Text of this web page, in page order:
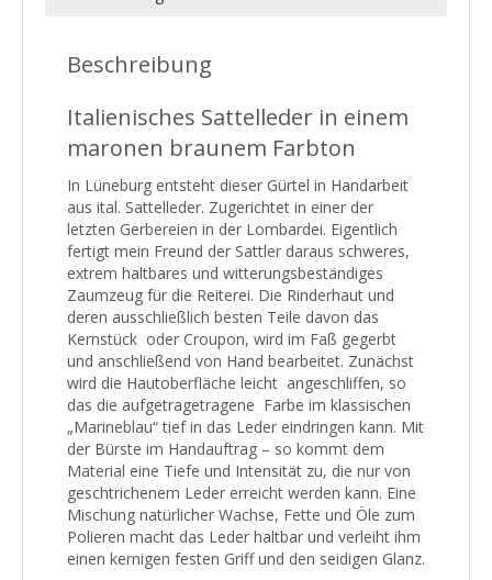
Beschreibung
Italienisches Sattelleder in einem
maronen braunem Farbton
In Lüneburg entsteht dieser Gürtel in Handarbeit
aus ital. Sattelleder. Zugerichtet in einer der
letzten Gerbereien in der Lombardei. Eigentlich
fertigt mein Freund der Sattler daraus schweres,
extrem haltbares und witterungsbeständiges
Zaumzeug für die Reiterei. Die Rinderhaut und
deren ausschließlich besten Teile davon das
Kernstück oder Croupon, wird im Faß gegerbt
und anschließend von Hand bearbeitet. Zunächst
wird die Hautoberfläche leicht angeschliffen, so
das die aufgetragetragene Farbe im klassischen
„Marineblau“ tief in das Leder eindringen kann. Mit
der Bürste im Handauftrag – so kommt dem
Material eine Tiefe und Intensität zu, die nur von
geschtrichenem Leder erreicht werden kann. Eine
Mischung natürlicher Wachse, Fette und Öle zum
Polieren macht das Leder haltbar und verleiht ihm
einen kernigen festen Griff und den seidigen Glanz.